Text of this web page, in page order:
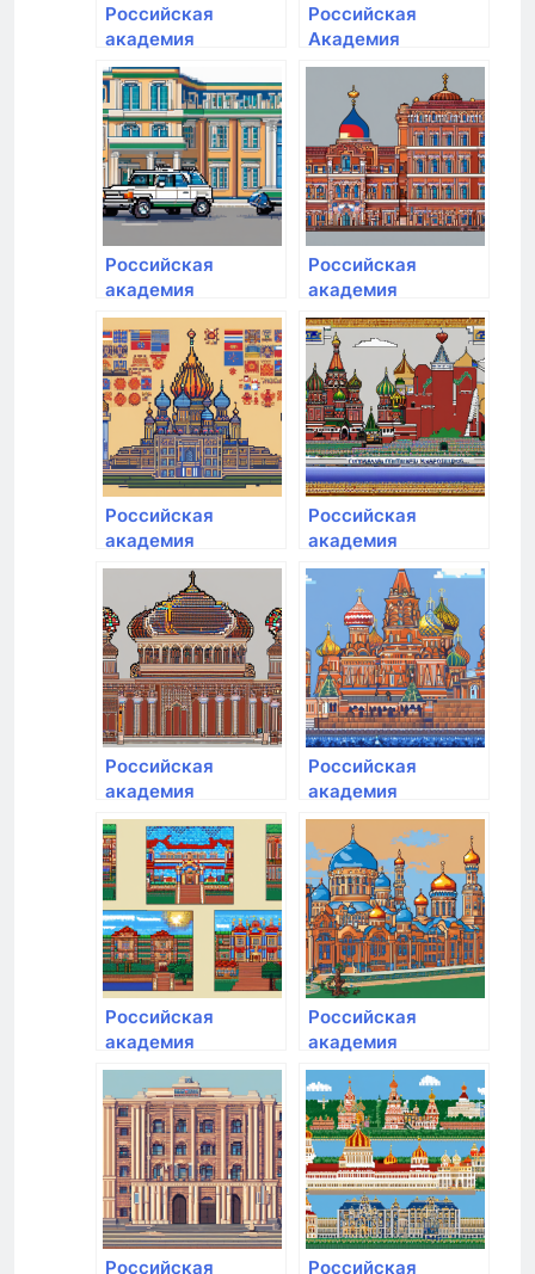
Российская
академия
народного
хозяйства и
государственной
службы при
Президенте РФ
Российская
Академия
народного
хозяйства и
Государственной
службы при
Президенте РФ
Российская
академия
народного
хозяйства и
государственной
службы при
Президенте РФ
Российская
академия
народного
хозяйства и
государственной
службы при
Президенте РФ
Российская
академия
народного
хозяйства и
государственной
службы при
Президенте РФ
Российская
академия
народного
хозяйства и
государственной
службы при
Президенте РФ
Российская
академия
народного
хозяйства и
государственной
службы при
Президенте РФ
Российская
академия
народного
хозяйства и
государственной
службы при
Президенте РФ
Российская
академия
народного
хозяйства и
государственной
службы при
Президенте РФ
Российская
академия
народного
хозяйства и
государственной
службы при
Президенте РФ
Российская Российская